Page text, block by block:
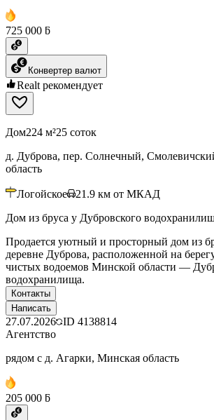
725 000 ƃ
Конвертер валют
Realt рекомендует
Дом224 м²25 соток
д. Дуброва, пер. Солнечный,
область
Логойское 21.9 км от МКАД
Дом из бруса у Дубровского
Продается уютный и просторный дом из
деревне Дуброва, расположенной на
чистых водоемов Минской области —
водохранилища.
Контакты
Написать
27.07.2026 ID 4138814
Агентство
рядом с д. Агарки, Минская область
205 000 ƃ